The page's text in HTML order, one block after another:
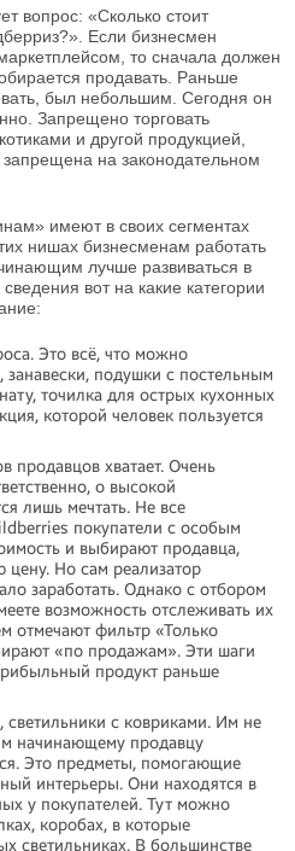
вопрос: «Сколько стоит
Если бизнесмен
то сначала должен
продавать. Раньше
был небольшим. Сегодня он
Запрещено торговать
и другой продукцией,
на законодательном
имеют в своих сегментах
нишах бизнесменам работать
лучше развиваться в
вот на какие категории
Это всё, что можно
подушки с постельным
точилка для острых кухонных
которой человек пользуется
продавцов хватает. Очень
о высокой
лишь мечтать. Не все
покупатели с особым
и выбирают продавца,
Но сам реализатор
заработать. Однако с отбором
возможность отслеживать их
отмечают фильтр «Только
«по продажам». Эти шаги
продукт раньше
с ковриками. Им не
начинающему продавцу
Это предметы, помогающие
интерьеры. Они находятся в
у покупателей. Тут можно
коробах, в которые
светильниках. В большинстве